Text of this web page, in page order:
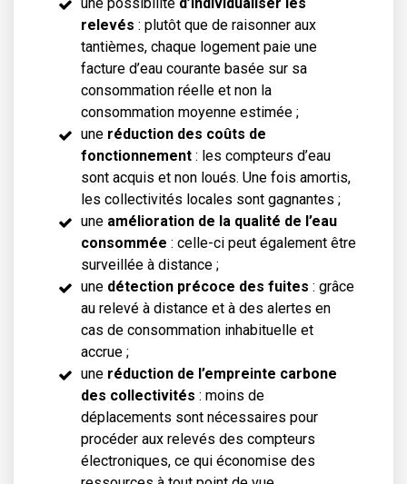
relevés : plutôt que de raisonner aux
tantièmes, chaque logement paie une
facture d’eau courante basée sur sa
consommation réelle et non la
consommation moyenne estimée ;
une réduction des coûts de
fonctionnement : les compteurs d’eau
sont acquis et non loués. Une fois amortis,
les collectivités locales sont gagnantes ;
une amélioration de la qualité de l’eau
consommée : celle-ci peut également être
surveillée à distance ;
une détection précoce des fuites : grâce
au relevé à distance et à des alertes en
cas de consommation inhabituelle et
accrue ;
une réduction de l’empreinte carbone
des collectivités : moins de
déplacements sont nécessaires pour
procéder aux relevés des compteurs
électroniques, ce qui économise des